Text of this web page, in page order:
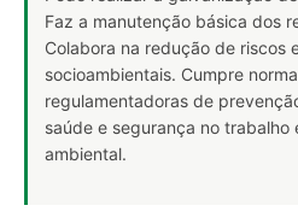
Faz a manutenção básica dos
Colabora na redução de riscos
socioambientais. Cumpre
regulamentadoras de
saúde e segurança no trabalho
ambiental.